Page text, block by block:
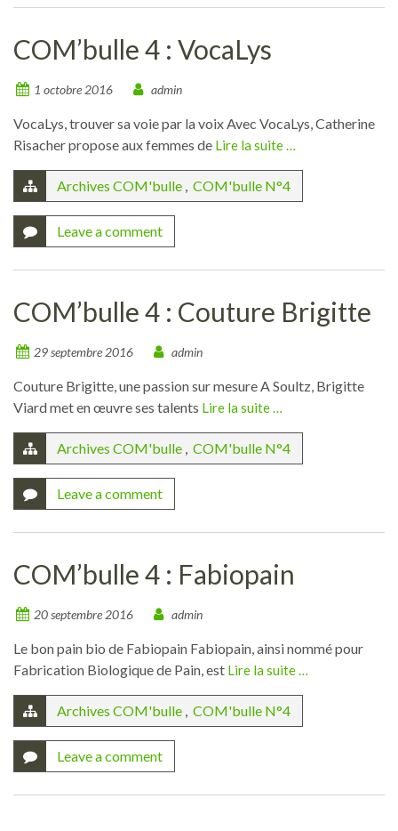
COM’bulle 4 : VocaLys
1 octobre 2016 admin
VocaLys, trouver sa voie par la voix Avec VocaLys, Catherine
Risacher propose aux femmes de Lire la suite …
Archives COM'bulle , COM'bulle N°4
Leave a comment
COM’bulle 4 : Couture Brigitte
29 septembre 2016 admin
Couture Brigitte, une passion sur mesure A Soultz, Brigitte
Viard met en œuvre ses talents Lire la suite …
Archives COM'bulle , COM'bulle N°4
Leave a comment
COM’bulle 4 : Fabiopain
20 septembre 2016 admin
Le bon pain bio de Fabiopain Fabiopain, ainsi nommé pour
Fabrication Biologique de Pain, est Lire la suite …
Archives COM'bulle , COM'bulle N°4
Leave a comment